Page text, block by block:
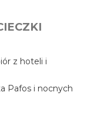
z hoteli i
Pafos i nocnych